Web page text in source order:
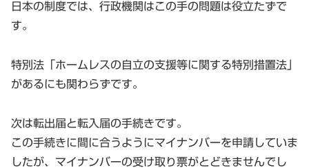
日本の制度では、行政機関はこの手の問題は役立たずで
す。
特別法「ホームレスの自立の支援等に関する特別措置法」
があるにも関わらずです。
次は転出届と転入届の手続きです。
この手続きに間に合うようにマイナンバーを申請していま
したが、マイナンバーの受け取り票がとどきませんでし